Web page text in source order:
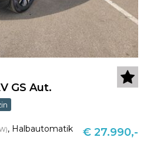
GS Aut.
, Halbautomatik
€ 27.990,-